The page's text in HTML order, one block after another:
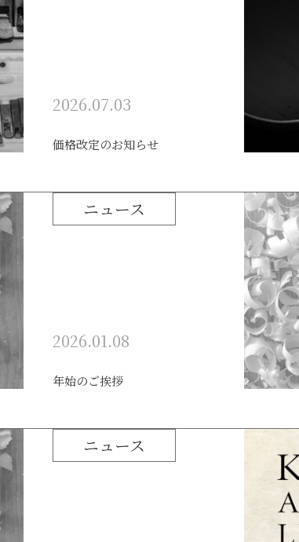
2026.07.03
価格改定のお知らせ
ニュース
2026.01.08
年始のご挨拶
ニュース